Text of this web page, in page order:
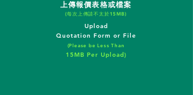
上傳報價表格或檔案
(每次上傳請不太於15MB)
Upload
Quotation Form or File
(Please be Less Than
15MB Per Upload)